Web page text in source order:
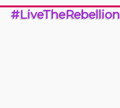
#LiveTheRebellion